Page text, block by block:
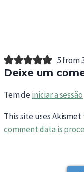
5 from
Deixe um
Tem deiniciar a sessão
This site uses
comment data is